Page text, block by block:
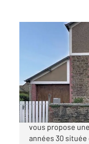
LAMBALLE 22
, 5 pièces
Maison à
232
CENTURY 21
vous propose
années 30